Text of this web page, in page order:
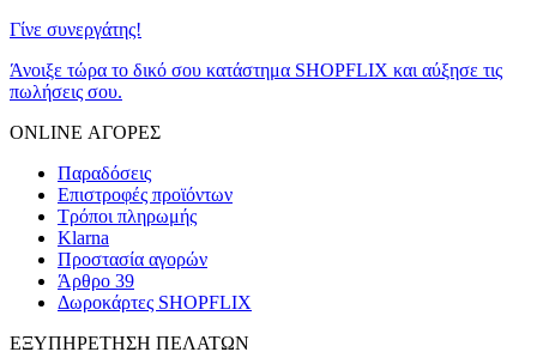
Γίνε συνεργάτης!
Άνοιξε τώρα το δικό σου κατάστημα SHOPFLIX και αύξησε τις
πωλήσεις σου.
ONLINE ΑΓΟΡΕΣ
Παραδόσεις
Επιστροφές προϊόντων
Τρόποι πληρωμής
Klarna
Προστασία αγορών
Άρθρο 39
Δωροκάρτες SHOPFLIX
ΕΞΥΠΗΡΕΤΗΣΗ ΠΕΛΑΤΩΝ